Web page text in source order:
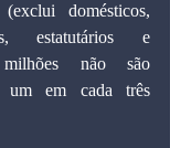
domésticos,
estatutários e
milhões não são
um em cada três